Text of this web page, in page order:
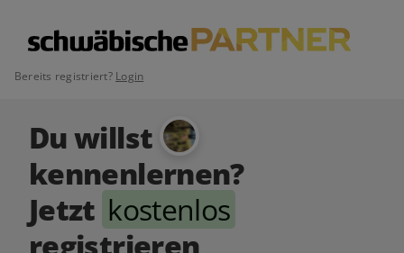
Bereits registriert? Login
Du willst
kennenlernen?
Jetzt kostenlos